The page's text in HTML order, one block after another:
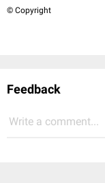
© Copyright
Feedback
Write a comment...